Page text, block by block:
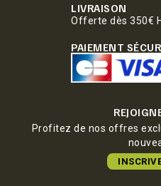
LIVRAISON
Offerte dès 350€
PAIEMENT
Profitez de nos offres